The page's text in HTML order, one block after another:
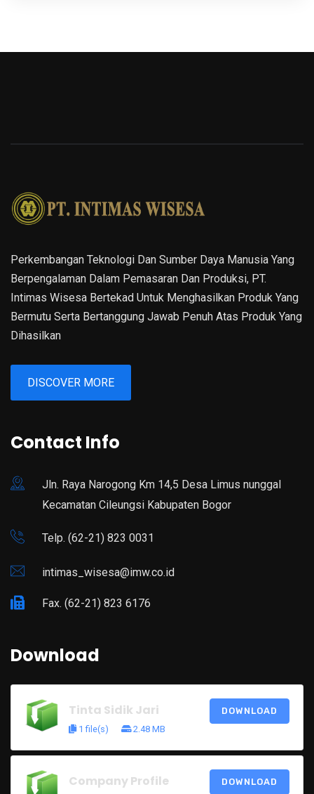
Perkembangan Teknologi Dan Sumber Daya Manusia Yang
Berpengalaman Dalam Pemasaran Dan Produksi, PT.
Intimas Wisesa Bertekad Untuk Menghasilkan Produk Yang
Bermutu Serta Bertanggung Jawab Penuh Atas Produk Yang
Dihasilkan
DISCOVER MORE
Contact Info
Jln. Raya Narogong Km 14,5 Desa Limus nunggal
Kecamatan Cileungsi Kabupaten Bogor
Telp. (62-21) 823 0031
intimas_wisesa@imw.co.id
Fax. (62-21) 823 6176
Download
Tinta Sidik Jari
1 file(s) 2.48 MB
DOWNLOAD
Company Profile DOWNLOAD